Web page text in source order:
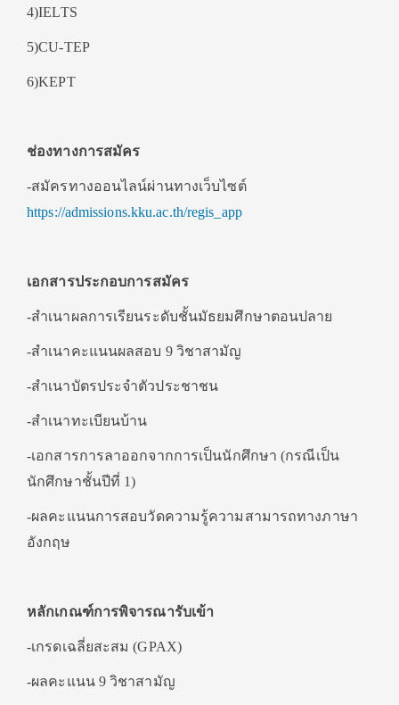
4)IELTS
5)CU-TEP
6)KEPT
ช่องทางการสมัคร
-สมัครทางออนไลน์ผ่านทางเว็บไซต์
https://admissions.kku.ac.th/regis_app
เอกสารประกอบการสมัคร
-สำเนาผลการเรียนระดับชั้นมัธยมศึกษาตอนปลาย
-สำเนาคะแนนผลสอบ 9 วิชาสามัญ
-สำเนาบัตรประจำตัวประชาชน
-สำเนาทะเบียนบ้าน
-เอกสารการลาออกจากการเป็นนักศึกษา (กรณีเป็น
นักศึกษาชั้นปีที่ 1)
-ผลคะแนนการสอบวัดความรู้ความสามารถทางภาษา
อังกฤษ
หลักเกณฑ์การพิจารณารับเข้า
-เกรดเฉลี่ยสะสม (GPAX)
-ผลคะแนน 9 วิชาสามัญ